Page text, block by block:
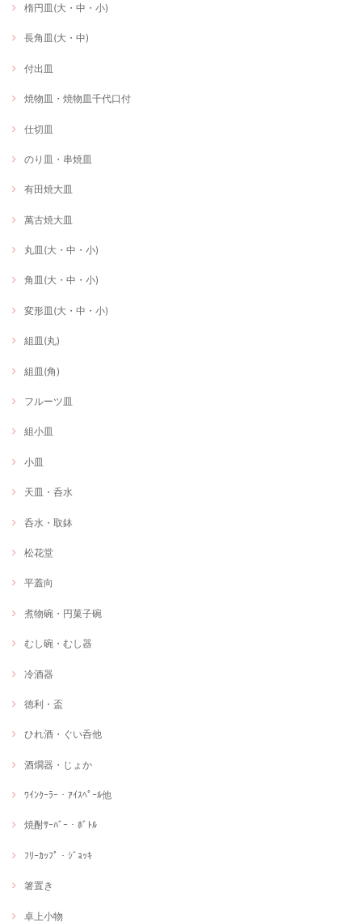
楕円皿(大・中・小)
長角皿(大・中)
付出皿
焼物皿・焼物皿千代口付
仕切皿
のり皿・串焼皿
有田焼大皿
萬古焼大皿
丸皿(大・中・小)
角皿(大・中・小)
変形皿(大・中・小)
組皿(丸)
組皿(角)
フルーツ皿
組小皿
小皿
天皿・呑水
呑水・取鉢
松花堂
平蓋向
煮物碗・円菓子碗
むし碗・むし器
冷酒器
徳利・盃
ひれ酒・ぐい呑他
酒燗器・じょか
ﾜｲﾝｸｰﾗｰ・ｱｲｽﾍﾟｰﾙ他
焼酎ｻｰﾊﾞｰ・ﾎﾞﾄﾙ
ﾌﾘｰｶｯﾌﾟ・ｼﾞｮｯｷ
箸置き
卓上小物